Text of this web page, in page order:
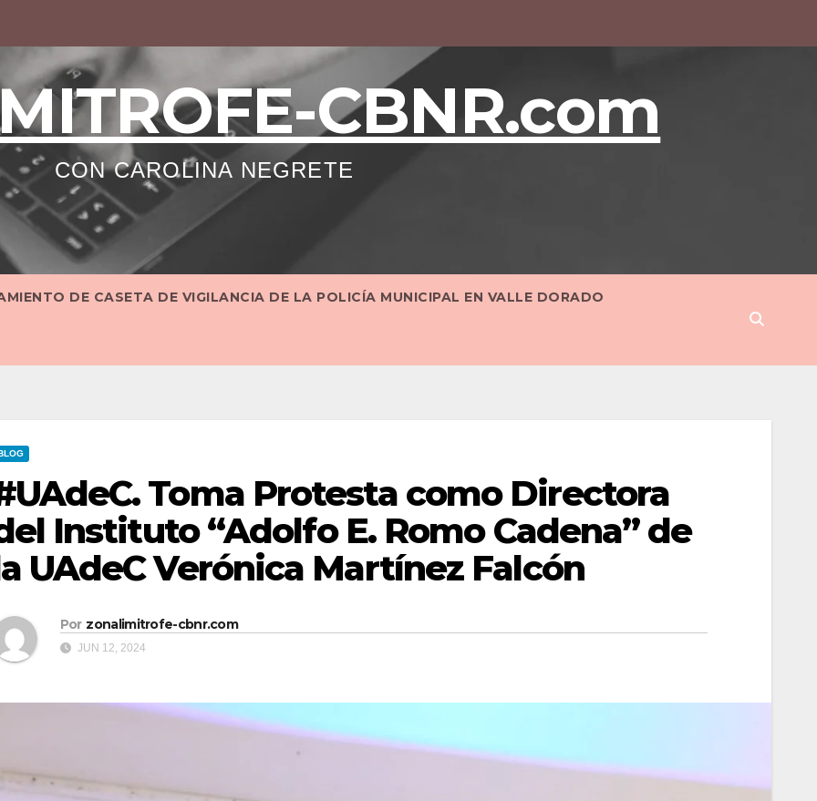
CBNR.com
CON CAROLINA NEGRETE
DE CASETA DE VIGILANCIA DE LA POLICÍA MUNICIPAL EN VALLE DORADO
Toma Protesta como Directora
Instituto “Adolfo E. Romo Cadena” de
UAdeC Verónica Martínez Falcón
Por zonalimitrofe-cbnr.com
JUN 12, 2024